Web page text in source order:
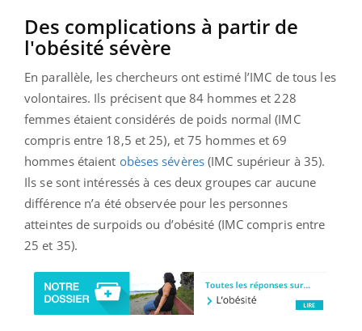
Des complications à partir de
l'obésité sévère
En parallèle, les chercheurs ont estimé l’IMC de tous les
volontaires. Ils précisent que 84 hommes et 228
femmes étaient considérés de poids normal (IMC
compris entre 18,5 et 25), et 75 hommes et 69
hommes étaient obèses sévères(IMC supérieur à 35).
Ils se sont intéressés à ces deux groupes car aucune
différence n’a été observée pour les personnes
atteintes de surpoids ou d’obésité (IMC compris entre
25 et 35).